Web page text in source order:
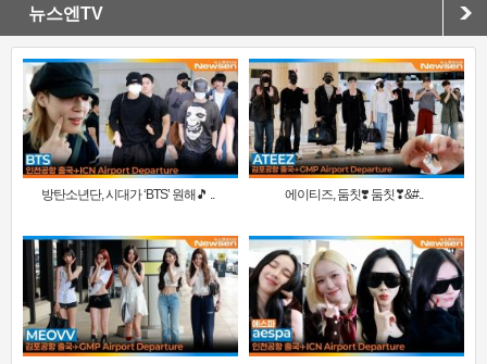
뉴스엔TV
방탄소년단, 시대가 ‘BTS’ 원해🎵 .. 에이티즈, 둠칫❣️ 둠칫❣&#..